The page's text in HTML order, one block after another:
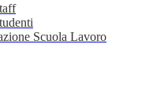
Scuola Lavoro